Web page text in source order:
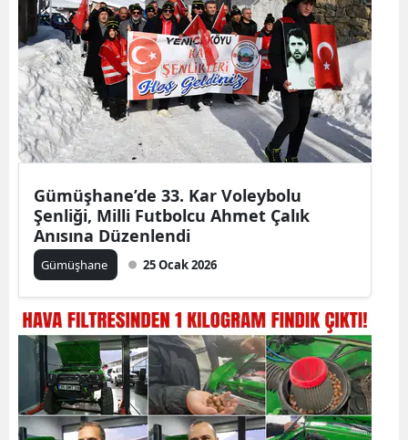
Kütahya
Malatya
Manisa
Kahramanmaraş
Muğla
Niğde
Ordu
Rize
Sakarya
Gümüşhane’de 33. Kar Voleybolu
Şenliği, Milli Futbolcu Ahmet Çalık
Anısına Düzenlendi
Gümüşhane 25 Ocak 2026